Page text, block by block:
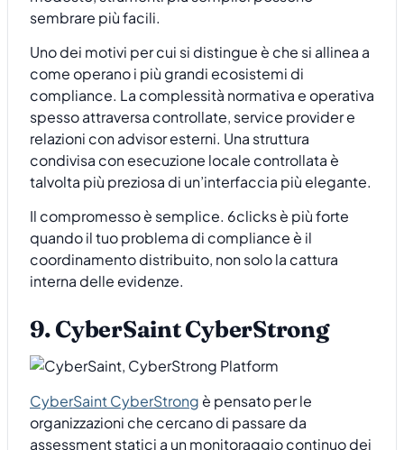
sembrare più facili.
Uno dei motivi per cui si distingue è che si allinea a
come operano i più grandi ecosistemi di
compliance. La complessità normativa e operativa
spesso attraversa controllate, service provider e
relazioni con advisor esterni. Una struttura
condivisa con esecuzione locale controllata è
talvolta più preziosa di un’interfaccia più elegante.
Il compromesso è semplice. 6clicks è più forte
quando il tuo problema di compliance è il
coordinamento distribuito, non solo la cattura
interna delle evidenze.
9. CyberSaint CyberStrong
CyberSaint CyberStrong è pensato per le
organizzazioni che cercano di passare da
assessment statici a un monitoraggio continuo dei